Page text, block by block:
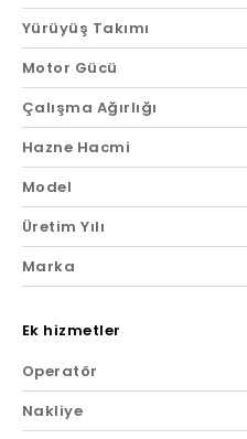
Yürüyüş Takımı
Motor Gücü
Çalışma Ağırlığı
Hazne Hacmi
Model
Üretim Yılı
Marka
Ek hizmetler
Operatör
Nakliye